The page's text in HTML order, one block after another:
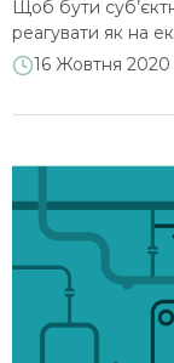
Клімат і
Енергетична
Видобувна
Захист
Щоб бути
реагувати як на
кон’юнктуру.
позиціонування
DiXi Group в
16 Жовтня 2020